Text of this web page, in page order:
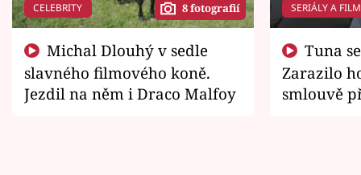
CELEBRITY 8 fotografií
slavného filmového koně.
Jezdil na něm i Draco Malfoy
SERIÁLY A
Zarazilo
smlouvě